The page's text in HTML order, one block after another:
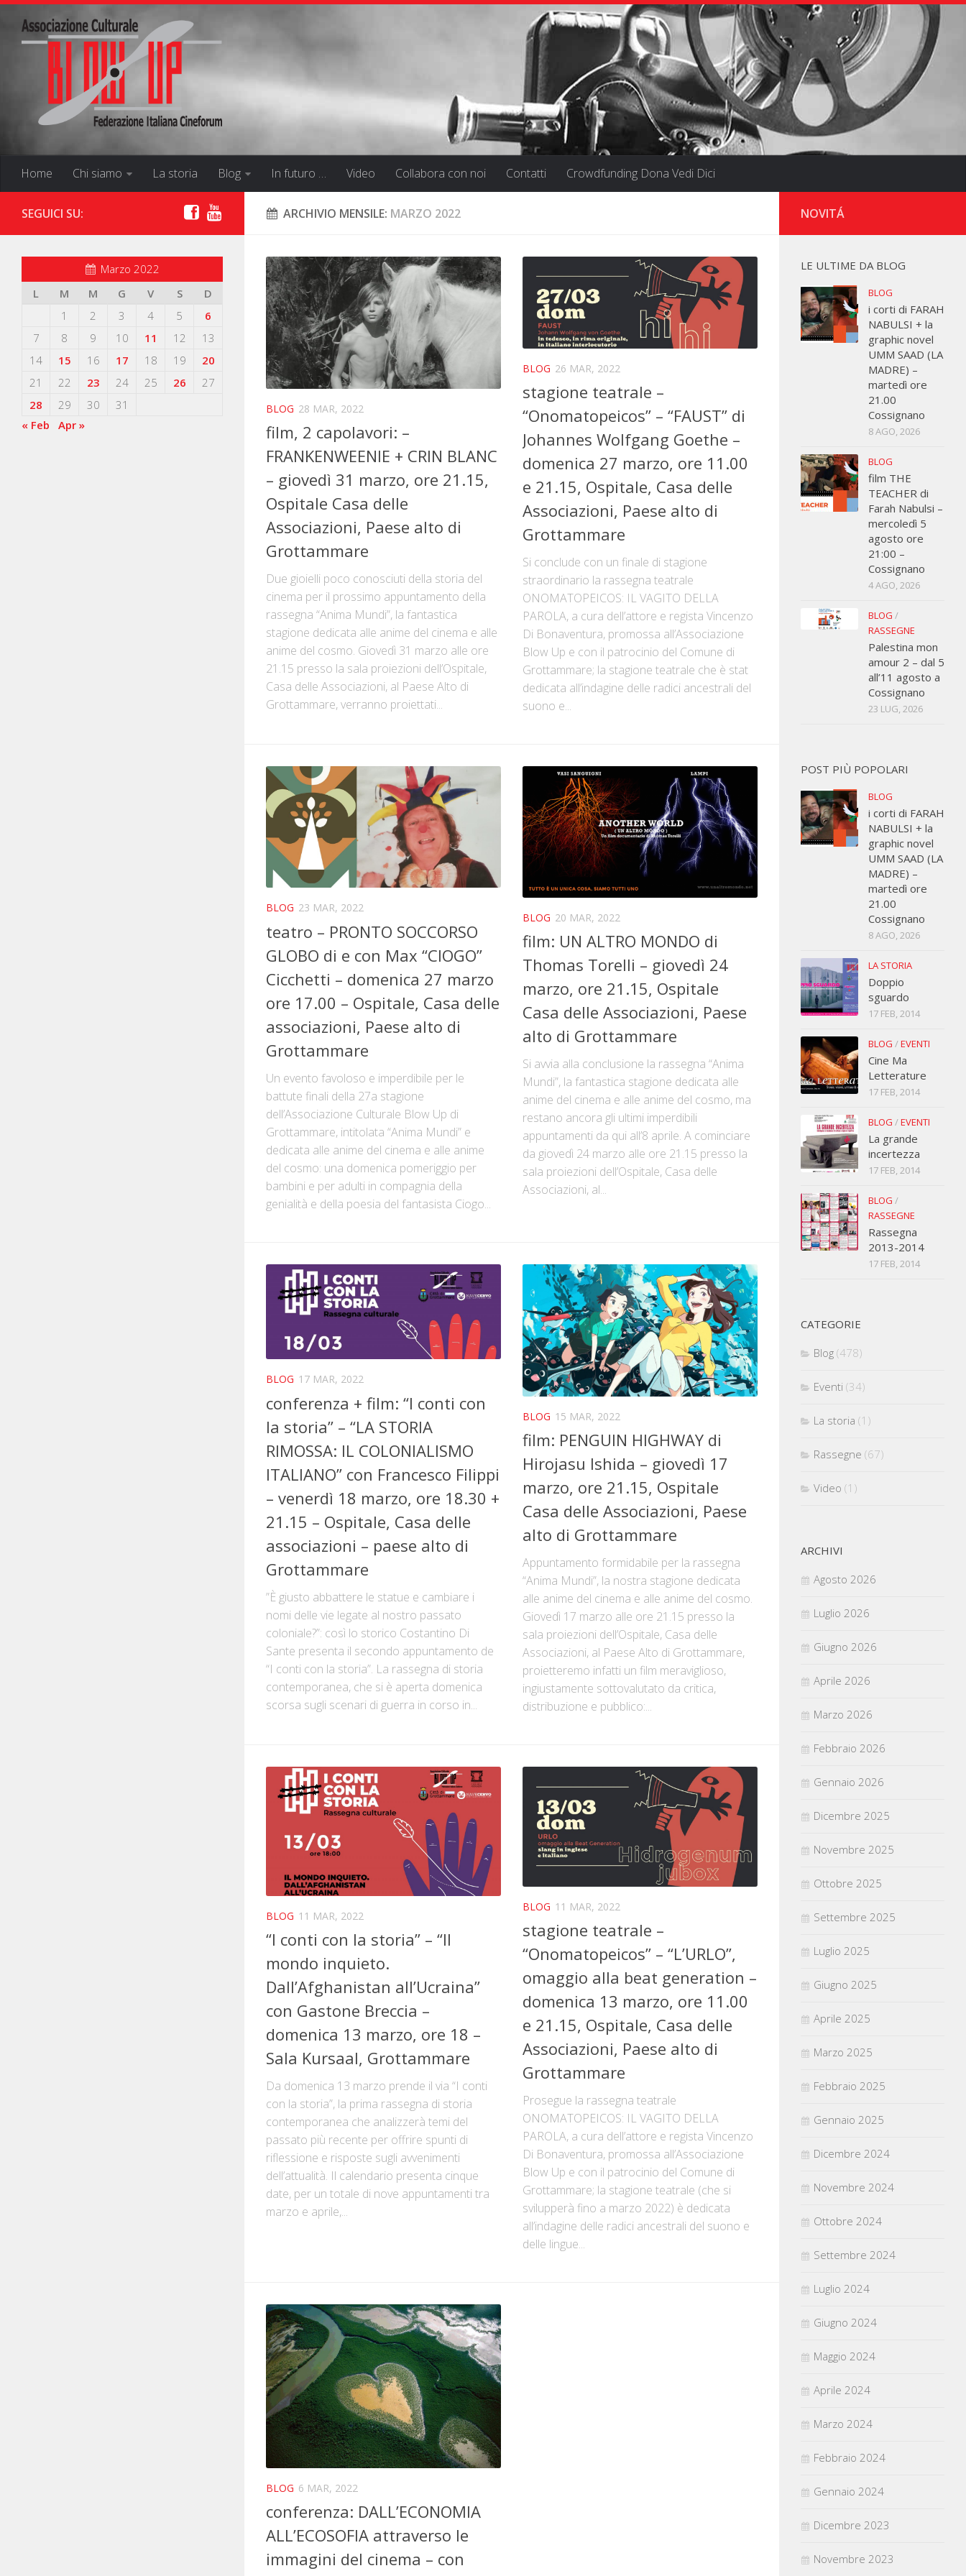
Home Chi siamo La storia Blog In futuro … Video Collabora con noi Contatti Crowdfunding Dona Vedi Dici
ARCHIVIO MENSILE: MARZO 2022
BLOG 28 MAR, 2022
film, 2 capolavori: –
FRANKENWEENIE + CRIN BLANC
– giovedì 31 marzo, ore 21.15,
Ospitale Casa delle
Associazioni, Paese alto di
Grottammare
Due gioielli poco conosciuti della storia del
cinema per il prossimo appuntamento della
rassegna “Anima Mundi”, la fantastica
stagione dedicata alle anime del cinema e alle
anime del cosmo. Giovedì 31 marzo alle ore
21.15 presso la sala proiezioni dell’Ospitale,
Casa delle Associazioni, al Paese Alto di
Grottammare, verranno proiettati...
BLOG 26 MAR, 2022
stagione teatrale –
“Onomatopeicos” – “FAUST” di
Johannes Wolfgang Goethe –
domenica 27 marzo, ore 11.00
e 21.15, Ospitale, Casa delle
Associazioni, Paese alto di
Grottammare
Si conclude con un finale di stagione
straordinario la rassegna teatrale
ONOMATOPEICOS: IL VAGITO DELLA
PAROLA, a cura dell’attore e regista Vincenzo
Di Bonaventura, promossa all’Associazione
Blow Up e con il patrocinio del Comune di
Grottammare; la stagione teatrale che è stat
dedicata all’indagine delle radici ancestrali del
suono e...
BLOG 23 MAR, 2022
teatro – PRONTO SOCCORSO
GLOBO di e con Max “CIOGO”
Cicchetti – domenica 27 marzo
ore 17.00 – Ospitale, Casa delle
associazioni, Paese alto di
Grottammare
Un evento favoloso e imperdibile per le
battute finali della 27a stagione
dell’Associazione Culturale Blow Up di
Grottammare, intitolata “Anima Mundi” e
dedicata alle anime del cinema e alle anime
del cosmo: una domenica pomeriggio per
bambini e per adulti in compagnia della
genialità e della poesia del fantasista Ciogo...
BLOG 20 MAR, 2022
film: UN ALTRO MONDO di
Thomas Torelli – giovedì 24
marzo, ore 21.15, Ospitale
Casa delle Associazioni, Paese
alto di Grottammare
Si avvia alla conclusione la rassegna “Anima
Mundi”, la fantastica stagione dedicata alle
anime del cinema e alle anime del cosmo, ma
restano ancora gli ultimi imperdibili
appuntamenti da qui all’8 aprile. A cominciare
da giovedì 24 marzo alle ore 21.15 presso la
sala proiezioni dell’Ospitale, Casa delle
Associazioni, al...
BLOG 17 MAR, 2022
conferenza + film: “I conti con
la storia” – “LA STORIA
RIMOSSA: IL COLONIALISMO
ITALIANO” con Francesco Filippi
– venerdì 18 marzo, ore 18.30 +
21.15 – Ospitale, Casa delle
associazioni – paese alto di
Grottammare
”È giusto abbattere le statue e cambiare i
nomi delle vie legate al nostro passato
coloniale?”: così lo storico Costantino Di
Sante presenta il secondo appuntamento de
“I conti con la storia”. La rassegna di storia
contemporanea, che si è aperta domenica
scorsa sugli scenari di guerra in corso in...
BLOG 15 MAR, 2022
film: PENGUIN HIGHWAY di
Hirojasu Ishida – giovedì 17
marzo, ore 21.15, Ospitale
Casa delle Associazioni, Paese
alto di Grottammare
Appuntamento formidabile per la rassegna
“Anima Mundi”, la nostra stagione dedicata
alle anime del cinema e alle anime del cosmo.
Giovedì 17 marzo alle ore 21.15 presso la
sala proiezioni dell’Ospitale, Casa delle
Associazioni, al Paese Alto di Grottammare,
proietteremo infatti un film meraviglioso,
ingiustamente sottovalutato da critica,
distribuzione e pubblico:...
BLOG 11 MAR, 2022
“I conti con la storia” – “Il
mondo inquieto.
Dall’Afghanistan all’Ucraina”
con Gastone Breccia –
domenica 13 marzo, ore 18 –
Sala Kursaal, Grottammare
Da domenica 13 marzo prende il via “I conti
con la storia”, la prima rassegna di storia
contemporanea che analizzerà temi del
passato più recente per offrire spunti di
riflessione e risposte sugli avvenimenti
dell’attualità. Il calendario presenta cinque
date, per un totale di nove appuntamenti tra
marzo e aprile,...
BLOG 11 MAR, 2022
stagione teatrale –
“Onomatopeicos” – “L’URLO”,
omaggio alla beat generation –
domenica 13 marzo, ore 11.00
e 21.15, Ospitale, Casa delle
Associazioni, Paese alto di
Grottammare
Prosegue la rassegna teatrale
ONOMATOPEICOS: IL VAGITO DELLA
PAROLA, a cura dell’attore e regista Vincenzo
Di Bonaventura, promossa all’Associazione
Blow Up e con il patrocinio del Comune di
Grottammare; la stagione teatrale (che si
svilupperà fino a marzo 2022) è dedicata
all’indagine delle radici ancestrali del suono e
delle lingue...
BLOG 6 MAR, 2022
conferenza: DALL’ECONOMIA
ALL’ECOSOFIA attraverso le
immagini del cinema – con
SEGUICI SU:
Marzo 2022
L
M M G V S
D
1
2 3 4 5
6
7
8 9 10 11 12
13
14
15 16 17 18 19
20
21
22 23 24 25 26
27
28
29 30
31
« Feb
Apr »
NOVITÁ
LE ULTIME DA BLOG
BLOG
i corti di FARAH
NABULSI + la
graphic novel
UMM SAAD (LA
MADRE) –
martedì ore
21.00
Cossignano
8 AGO, 2026
BLOG
film THE
TEACHER di
Farah Nabulsi –
mercoledì 5
agosto ore
21:00 –
Cossignano
4 AGO, 2026
BLOG /
RASSEGNE
Palestina mon
amour 2 – dal 5
all’11 agosto a
Cossignano
23 LUG, 2026
POST PIÙ POPOLARI
BLOG
i corti di FARAH
NABULSI + la
graphic novel
UMM SAAD (LA
MADRE) –
martedì ore
21.00
Cossignano
8 AGO, 2026
LA STORIA
Doppio
sguardo
17 FEB, 2014
BLOG /EVENTI
Cine Ma
Letterature
17 FEB, 2014
BLOG /EVENTI
La grande
incertezza
17 FEB, 2014
BLOG /
RASSEGNE
Rassegna
2013-2014
17 FEB, 2014
CATEGORIE
Blog (478)
Eventi (34)
La storia (1)
Rassegne (67)
Video (1)
ARCHIVI
Agosto 2026
Luglio 2026
Giugno 2026
Aprile 2026
Marzo 2026
Febbraio 2026
Gennaio 2026
Dicembre 2025
Novembre 2025
Ottobre 2025
Settembre 2025
Luglio 2025
Giugno 2025
Aprile 2025
Marzo 2025
Febbraio 2025
Gennaio 2025
Dicembre 2024
Novembre 2024
Ottobre 2024
Settembre 2024
Luglio 2024
Giugno 2024
Maggio 2024
Aprile 2024
Marzo 2024
Febbraio 2024
Gennaio 2024
Dicembre 2023
Novembre 2023